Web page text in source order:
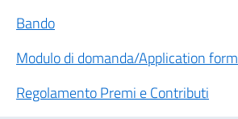
Bando
Modulo di domanda/Application form
Regolamento Premi e Contributi